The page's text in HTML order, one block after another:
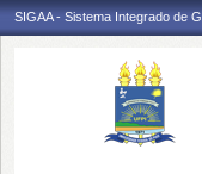
SIGAA - Sistema Integrado de